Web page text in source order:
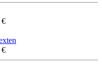
€
€